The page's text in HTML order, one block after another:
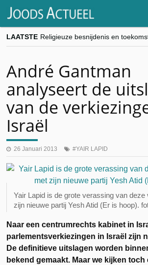
LAATSTE
André Gantman
analyseert de
van de
Israël
26 Januari 2013 YAIR LAPID
Yair Lapid is de grote verassing van
zijn nieuwe partij Yesh Atid (Er is hoop).
Naar een centrumrechts kabinet in
parlementsverkiezingen in Israël zijn
De definitieve uitslagen worden
bekend gemaakt. Maar we kijken toch